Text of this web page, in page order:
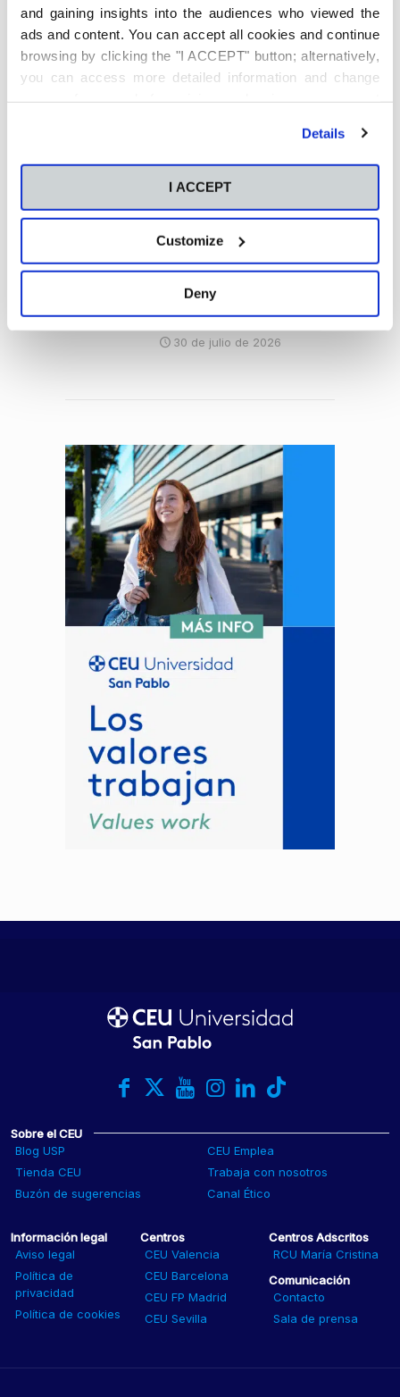
and gaining insights into the audiences who viewed the
ads and content. You can accept all cookies and continue
browsing by clicking the "I ACCEPT" button; alternatively,
you can access more detailed information and change
Details
I ACCEPT
Customize
Deny
6 de agosto de 2026
Qué es y cómo está
transformando el análisis
decidir qué carrera estudiar
entre tus opciones finalistas
¿Qué es People Analytics y
por qué está
revolucionando la gestión
del talento?
30 de julio de 2026
Sobre el CEU
Blog USP
CEU Emplea
Tienda CEU
Trabaja con nosotros
Buzón de sugerencias
Canal Ético
Información legal
Aviso legal
Política de
privacidad
Política de cookies
Centros
CEU Valencia
CEU Barcelona
CEU FP Madrid
CEU Sevilla
Centros Adscritos
RCU María Cristina
Comunicación
Contacto
Sala de prensa